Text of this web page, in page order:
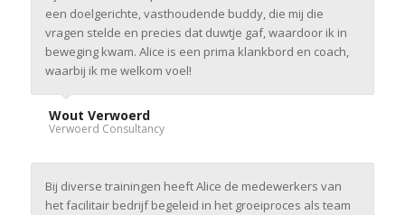
een doelgerichte, vasthoudende buddy, die mij die
vragen stelde en precies dat duwtje gaf, waardoor ik in
beweging kwam. Alice is een prima klankbord en coach,
waarbij ik me welkom voel!
Wout Verwoerd
Verwoerd Consultancy
Bij diverse trainingen heeft Alice de medewerkers van
het facilitair bedrijf begeleid in het groeiproces als team